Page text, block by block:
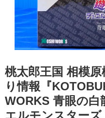
桃太郎王国 相模
り情報『
WORKS 青眼の